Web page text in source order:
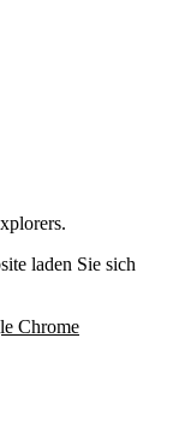
laden Sie sich
Chrome